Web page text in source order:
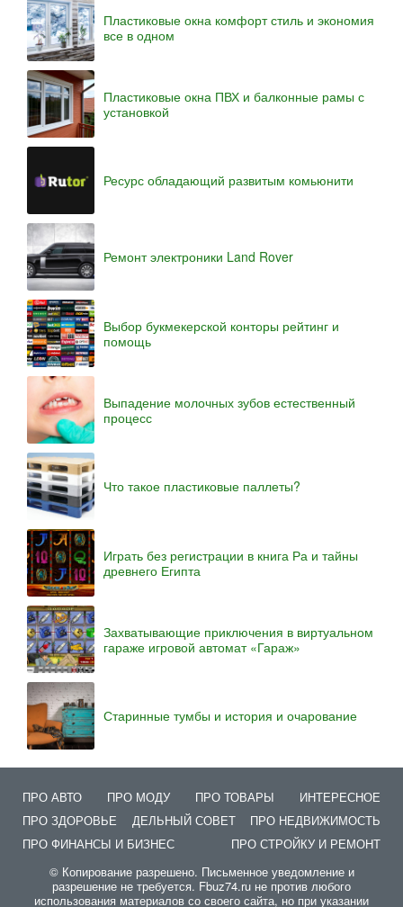
Пластиковые окна комфорт стиль и экономия
все в одном
Пластиковые окна ПВХ и балконные рамы с
установкой
Ресурс обладающий развитым комьюнити
Ремонт электроники Land Rover
Выбор букмекерской конторы рейтинг и
помощь
Выпадение молочных зубов естественный
процесс
Что такое пластиковые паллеты?
Играть без регистрации в книга Ра и тайны
древнего Египта
Захватывающие приключения в виртуальном
гараже игровой автомат «Гараж»
Старинные тумбы и история и очарование
ПРО АВТО ПРО МОДУ ПРО ТОВАРЫ
ИНТЕРЕСНОЕ
ПРО ЗДОРОВЬЕ
ДЕЛЬНЫЙ СОВЕТ
ПРО НЕДВИЖИМОСТЬ
ПРО ФИНАНСЫ И БИЗНЕС
ПРО СТРОЙКУ И РЕМОНТ
© Копирование разрешено. Письменное уведомление и
разрешение не требуется. Fbuz74.ru не против любого
использования материалов со своего сайта, но при указании